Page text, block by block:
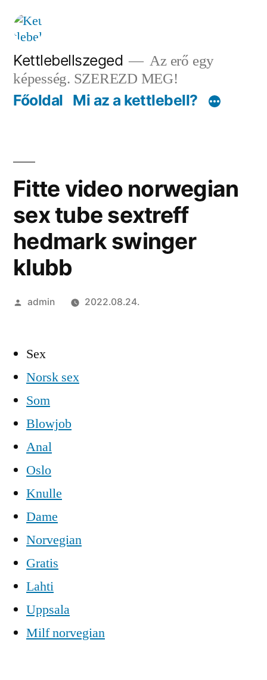
Tartalomhoz
Kettlebellszeged
Az erő egy
képesség. SZEREZD MEG!
Főoldal Mi az a kettlebell?
Fitte video norwegian
sex tube sextreff
hedmark swinger
klubb
Szerző:
admin 2022.08.24.
Sex
Norsk sex
Som
Blowjob
Anal
Oslo
Knulle
Dame
Norvegian
Gratis
Lahti
Uppsala
Milf norvegian